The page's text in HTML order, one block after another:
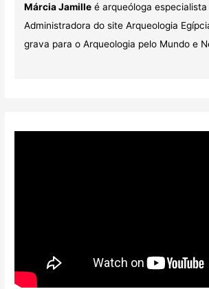
Márcia Jamilleé arqueóloga especialista
Administradora do site Arqueologia
grava para o Arqueologia pelo Mundo e